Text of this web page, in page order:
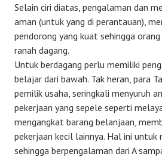
Selain ciri diatas, pengalaman dan
aman (untuk yang di perantauan),
pendorong yang kuat sehingga orang
ranah dagang.
Untuk berdagang perlu memiliki
belajar dari bawah. Tak heran, para
pemilik usaha, seringkali menyuruh
pekerjaan yang sepele seperti
mengangkat barang belanjaan,
pekerjaan kecil lainnya. Hal ini
sehingga berpengalaman dari A